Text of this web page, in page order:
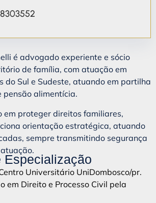
é advogado experiente e sócio
de família, com atuação em
do Sul e Sudeste, atuando em partilha
pensão alimentícia.
em proteger direitos familiares,
orientação estratégica, atuando
sempre transmitindo segurança
Especialização
Universitário UniDombosco/pr.
em Direito e Processo Civil pela